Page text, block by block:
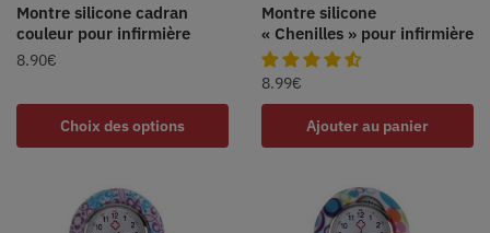
Montre silicone cadran
couleur pour infirmière
8.90€
Choix des options
Montre silicone
« Chenilles » pour infirmière
8.99€
Ajouter au panier